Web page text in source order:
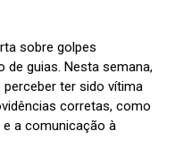
sobre golpes
guias. Nesta semana,
ter sido vítima
corretas, como
a comunicação à